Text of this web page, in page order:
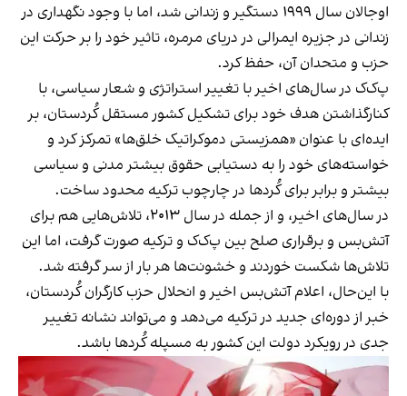
اوجالان سال ۱۹۹۹ دستگیر و زندانی شد، اما با وجود نگهداری در
زندانی در جزیره ایمرالی در دریای مرمره، تاثیر خود را بر حرکت این
حزب و متحدان آن، حفظ کرد.
پ‌ک‌ک در سال‌های اخیر با تغییر استراتژی و شعار سیاسی، با
کنارگذاشتن هدف خود برای تشکیل کشور مستقل کُردستان، بر
ایده‌‌ای با عنوان «همزیستی دموکراتیک خلق‌ها» تمرکز کرد و
خواسته‌های خود را به دستیابی حقوق بیشتر مدنی و سیاسی
بیشتر و برابر برای کُردها در چارچوب ترکیه محدود ساخت.
در سال‌های اخیر، و از جمله در سال ۲۰۱۳، تلاش‌هایی هم برای
آتش‌بس و برقراری صلح بین پ‌ک‌ک و ترکیه صورت گرفت، اما این
تلاش‌ها شکست خوردند و خشونت‌ها هر بار از سر گرفته شد.
با این‌حال، اعلام آتش‌بس اخیر و انحلال حزب کارگران کُردستان،
خبر از دوره‌ای جدید در ترکیه می‌دهد و می‌تواند نشانه تغییر
جدی در رویکرد دولت این کشور به مسپله کُردها باشد.